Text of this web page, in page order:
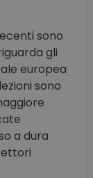
sono
gli
europea
sono
a dura